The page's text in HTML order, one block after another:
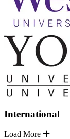
International
Load More